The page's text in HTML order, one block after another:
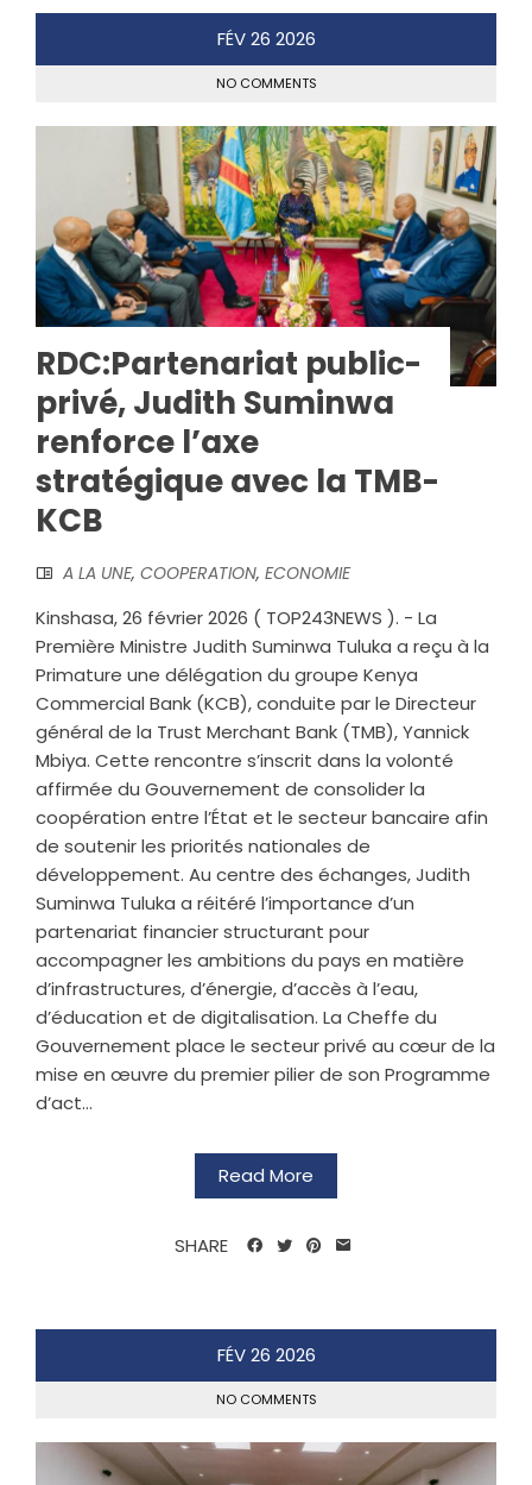
FÉV 26 2026
NO COMMENTS
RDC:Partenariat public-
privé, Judith Suminwa
renforce l’axe
stratégique avec la TMB-
KCB
A LA UNE, COOPERATION, ECONOMIE
Kinshasa, 26 février 2026 ( TOP243NEWS ). - La
Première Ministre Judith Suminwa Tuluka a reçu à la
Primature une délégation du groupe Kenya
Commercial Bank (KCB), conduite par le Directeur
général de la Trust Merchant Bank (TMB), Yannick
Mbiya. Cette rencontre s’inscrit dans la volonté
affirmée du Gouvernement de consolider la
coopération entre l’État et le secteur bancaire afin
de soutenir les priorités nationales de
développement. Au centre des échanges, Judith
Suminwa Tuluka a réitéré l’importance d’un
partenariat financier structurant pour
accompagner les ambitions du pays en matière
d’infrastructures, d’énergie, d’accès à l’eau,
d’éducation et de digitalisation. La Cheffe du
Gouvernement place le secteur privé au cœur de la
mise en œuvre du premier pilier de son Programme
d’act...
Read More
SHARE
FÉV 26 2026
NO COMMENTS